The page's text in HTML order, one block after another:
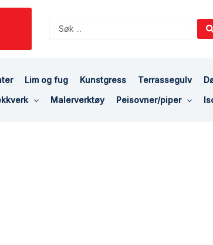
Search
Lim og fug Kunstgress Terrassegulv
Malerverktøy Peisovner/piper